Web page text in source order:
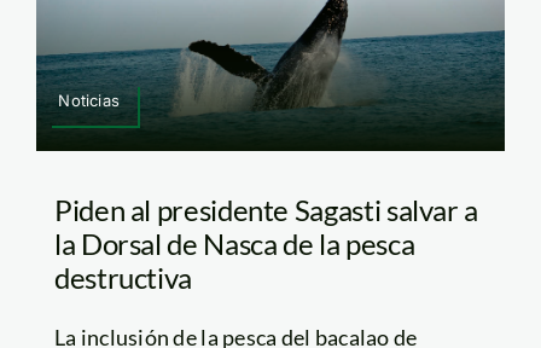
Noticias
Piden al presidente Sagasti salvar a
la Dorsal de Nasca de la pesca
destructiva
La inclusión de la pesca del bacalao de